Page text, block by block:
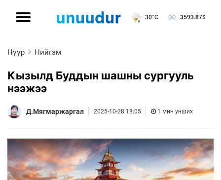
30°C 3593.87$
Нүүр Нийгэм
Кызылд Буддын шашны сургууль
нээжээ
Д.Мягмаржаргал 2025-10-28 18:05 1 мин унших